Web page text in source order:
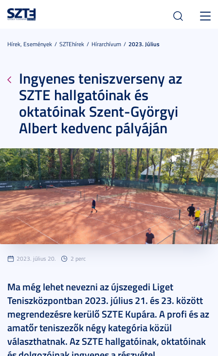
Hírek, Események SZTEhírek Hírarchívum 2023. Július
Ingyenes teniszverseny az
SZTE hallgatóinak és
oktatóinak Szent-Györgyi
Albert kedvenc pályáján
2023. július 20. 2 perc
Ma még lehet nevezni az újszegedi Liget
Teniszközpontban 2023. július 21. és 23. között
megrendezésre kerülő SZTE Kupára. A profi és az
amatőr teniszezők négy kategória közül
választhatnak. Az SZTE hallgatóinak, oktatóinak